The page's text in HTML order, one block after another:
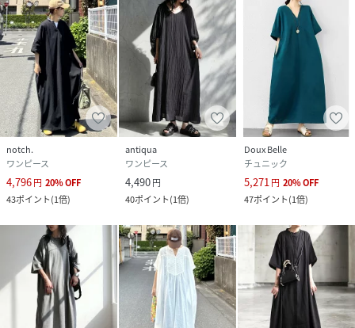
【仕様】
ポケット付きで実用性も備えたデザイン。
ナチュラル（生成り）やブラック（黒）、トープ（茶色）、
レッド（赤）、チャコール（灰色）といった落ち着きのある
カラー展開で、カジュアルからきれいめ、モードスタイルま
で幅広く対応します。
デイリーから通勤、お出かけ、旅行、カフェ、ショッピン
グ、ワンマイル、リラックスタイムまで活躍する一着です。
【着用シーズン】春・夏
notch.
ワンピース
4,796円 20%OFF
43ポイント(1倍)
antiqua
ワンピース
4,490円
40ポイント(1倍)
Doux Belle
チュニック
5,271 円 20%OFF
47ポイント(1倍)